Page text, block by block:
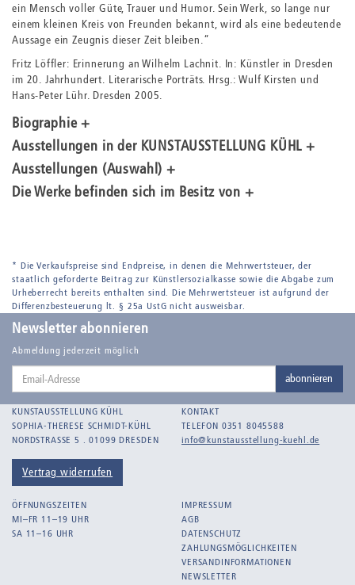
ein Mensch voller Güte, Trauer und Humor. Sein Werk, so lange nur
einem kleinen Kreis von Freunden bekannt, wird als eine bedeutende
Aussage ein Zeugnis dieser Zeit bleiben.“
Fritz Löffler: Erinnerung an Wilhelm Lachnit. In: Künstler in Dresden
im 20. Jahrhundert. Literarische Porträts. Hrsg.: Wulf Kirsten und
Hans-Peter Lühr. Dresden 2005.
Biographie +
Ausstellungen in der KUNSTAUSSTELLUNG KÜHL +
Ausstellungen (Auswahl) +
Die Werke befinden sich im Besitz von +
* Die Verkaufspreise sind Endpreise, in denen die Mehrwertsteuer, der
staatlich geforderte Beitrag zur Künstlersozialkasse sowie die Abgabe zum
Urheberrecht bereits enthalten sind. Die Mehrwertsteuer ist aufgrund der
Differenzbesteuerung lt. § 25a UstG nicht ausweisbar.
Newsletter abonnieren
Abmeldung jederzeit möglich
Email-
abonnieren
KUNSTAUSSTELLUNG KÜHL
SOPHIA-THERESE SCHMIDT-KÜHL
NORDSTRASSE 5 . 01099 DRESDEN
Vertrag widerrufen
KONTAKT
TELEFON 0351 8045588
info@kunstausstellung-kuehl.de
ÖFFNUNGSZEITEN
MI–FR 11–19 UHR
SA 11–16 UHR
IMPRESSUM
AGB
DATENSCHUTZ
ZAHLUNGSMÖGLICHKEITEN
VERSANDINFORMATIONEN
NEWSLETTER